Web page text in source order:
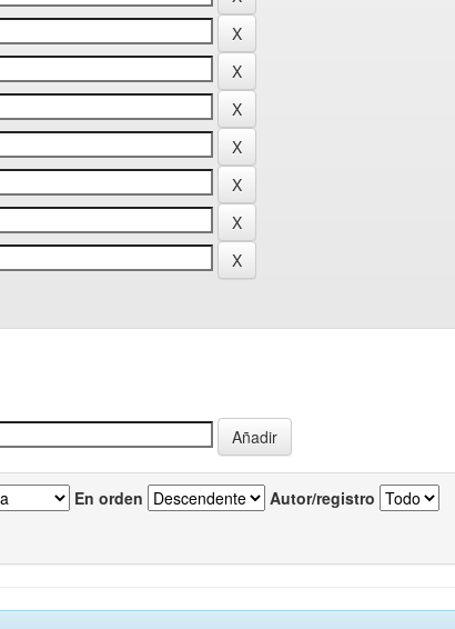
En orden Autor/registro